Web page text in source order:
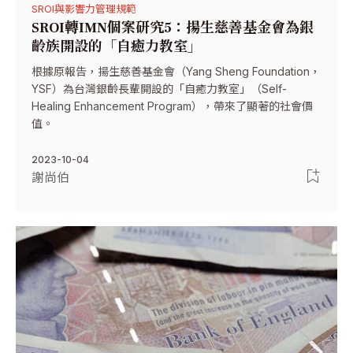
SROI與影響力管理規範
SROI轉IMN個案研究5：揚生慈善基金會為銀
齡族開設的「自癒力教室」
根據原報告，揚生慈善基金會（Yang Sheng Foundation，
YSF）為台灣銀齡長輩開設的「自癒力教室」（Self-
Healing Enhancement Program），帶來了顯著的社會價
值。
2023-10-04
謝尚伯